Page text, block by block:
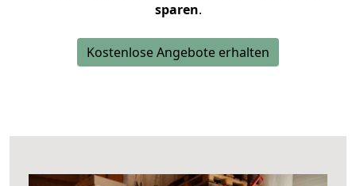
sparen.
Kostenlose Angebote erhalten